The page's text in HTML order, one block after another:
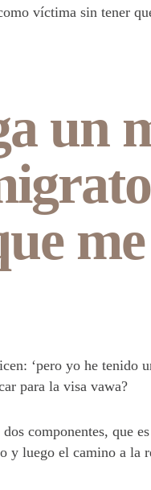
víctima sin tener
un
‘pero yo he tenido
para la visa vawa?
componentes, que
y luego el camino a la